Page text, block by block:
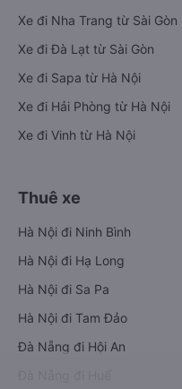
Xe đi Nha Trang từ Sài Gòn
Xe đi Đà Lạt từ Sài Gòn
Xe đi Sapa từ Hà Nội
Xe đi Hải Phòng từ Hà Nội
Xe đi Vinh từ Hà Nội
Thuê xe
Hà Nội đi Ninh Bình
Hà Nội đi Hạ Long
Hà Nội đi Sa Pa
Hà Nội đi Tam Đảo
Đà Nẵng đi Hội An